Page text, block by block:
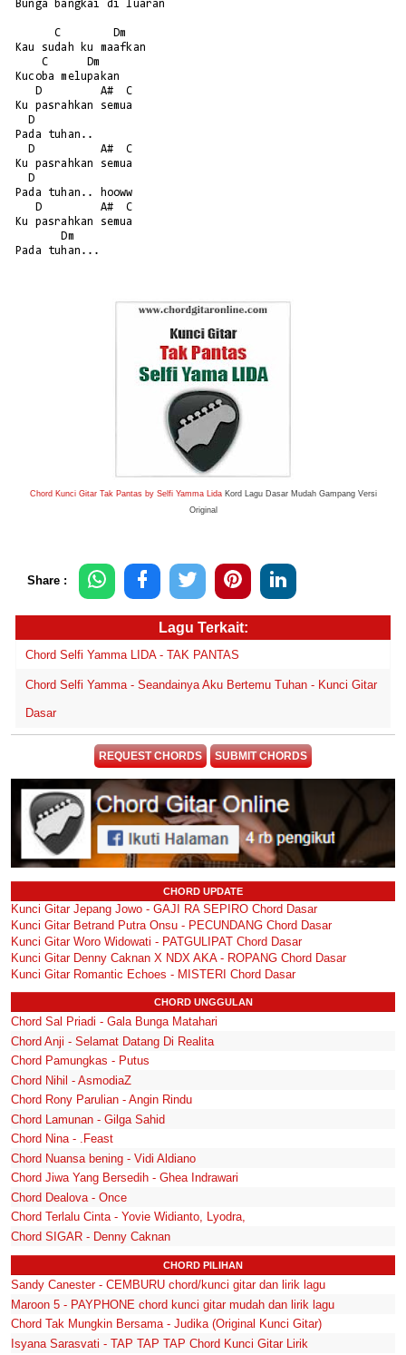
Bunga bangkai di luaran
      C        Dm
Kau sudah ku maafkan
Kucoba melupakan
Ku pasrahkan semua
Pada tuhan..
Ku pasrahkan semua
Pada tuhan.. hooww
Ku pasrahkan semua
Chord Kunci Gitar Tak Pantas by Selfi Yamma LidaKord Lagu Dasar Mudah Gampang Versi
Original
Share :
Lagu Terkait:
Chord Selfi Yamma LIDA - TAK PANTAS
Chord Selfi Yamma - Seandainya Aku Bertemu Tuhan - Kunci Gitar
Dasar
REQUEST CHORDS SUBMIT CHORDS
CHORD UPDATE
Kunci Gitar Jepang Jowo - GAJI RA SEPIRO Chord Dasar
Kunci Gitar Betrand Putra Onsu - PECUNDANG Chord Dasar
Kunci Gitar Woro Widowati - PATGULIPAT Chord Dasar
Kunci Gitar Denny Caknan X NDX AKA - ROPANG Chord Dasar
Kunci Gitar Romantic Echoes - MISTERI Chord Dasar
CHORD UNGGULAN
Chord Sal Priadi - Gala Bunga Matahari
Chord Anji - Selamat Datang Di Realita
Chord Pamungkas - Putus
Chord Nihil - AsmodiaZ
Chord Rony Parulian - Angin Rindu
Chord Lamunan - Gilga Sahid
Chord Nina - .Feast
Chord Nuansa bening - Vidi Aldiano
Chord Jiwa Yang Bersedih - Ghea Indrawari
Chord Dealova - Once
Chord Terlalu Cinta - Yovie Widianto, Lyodra,
Chord SIGAR - Denny Caknan
CHORD PILIHAN
Sandy Canester - CEMBURU chord/kunci gitar dan lirik lagu
Maroon 5 - PAYPHONE chord kunci gitar mudah dan lirik lagu
Chord Tak Mungkin Bersama - Judika (Original Kunci Gitar)
Isyana Sarasvati - TAP TAP TAP Chord Kunci Gitar Lirik